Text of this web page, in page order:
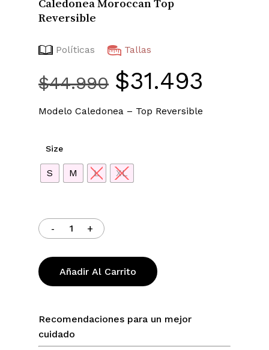
Políticas Tallas
Caledonea Moroccan Top
Reversible
$44.990 El
precio
original
$31.493
Recomendaciones para un mejor
cuidado
Modelo Caledonea – Top Reversible
Size
S M L XL
Añadir Al Carrito